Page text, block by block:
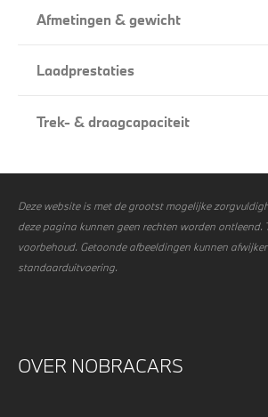
Afmetingen & gewicht
Laadprestaties
Trek- & draagcapaciteit
Deze website is met de grootst mogelijke
deze pagina kunnen geen rechten worden ontleend.
voorbehoud. Getoonde afbeeldingen kunnen
standaarduitvoering.
OVER NOBRACARS